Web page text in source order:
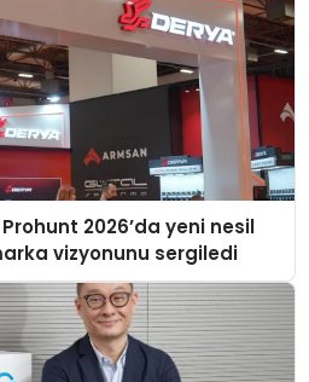
2026’da yeni nesil
vizyonunu sergiledi